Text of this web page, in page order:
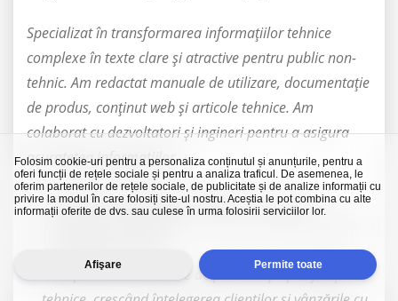
Folosim cookie-uri pentru a personaliza conținutul și anunțurile, pentru a
oferi funcții de rețele sociale și pentru a analiza traficul. De asemenea, le
oferim partenerilor de rețele sociale, de publicitate și de analize informații cu
privire la modul în care folosiți site-ul nostru. Aceștia le pot combina cu alte
informații oferite de dvs. sau culese în urma folosirii serviciilor lor.
Afişare Permite toate
Specializat în transformarea informațiilor tehnice
complexe în texte clare și atractive pentru public non-
tehnic. Am redactat manuale de utilizare, documentație
de produs, conținut web și articole tehnice. Am
colaborat cu dezvoltatori și ingineri pentru a asigura
acuratețea informațiilor.
Am creat documentație tehnică ce a crescut
Am optimizat descrierile de produse și specificațiile